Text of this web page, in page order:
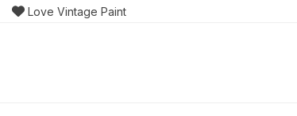
Love Vintage Paint